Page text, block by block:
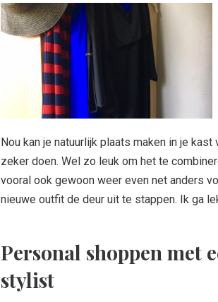
Nou kan je natuurlijk plaats maken in je
zeker doen. Wel zo leuk om het te
vooral ook gewoon weer even net anders
nieuwe outfit de deur uit te stappen. Ik ga
Personal shoppen met
stylist